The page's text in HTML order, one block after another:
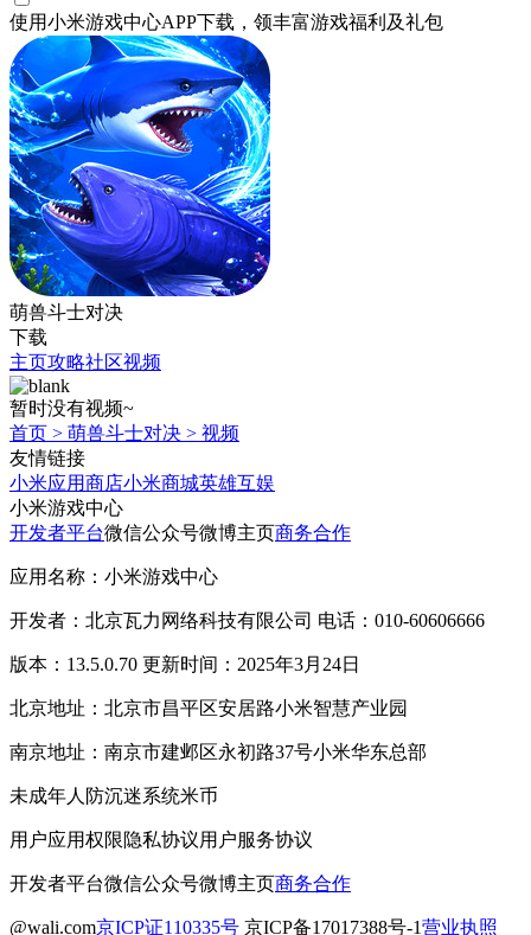
使用小米游戏中心APP下载 ，领丰富游戏福利 及礼包
萌兽斗士对决
下载
主页攻略社区视频
暂时没有视频~
首页 > 萌兽斗士对决 > 视频
友情链接
小米应用商店小米商城英雄互娱
小米游戏中心
开发者平台微信公众号微博主页商务合作
应用名称：小米游戏中心
开发者：北京瓦力网络科技有限公司 电话：010-60606666
版本：13.5.0.70 更新时间：2025年3月24日
北京地址：北京市昌平区安居路小米智慧产业园
南京地址：南京市建邺区永初路37号小米华东总部
未成年人防沉迷系统米币
用户应用权限隐私协议用户服务协议
开发者平台微信公众号微博主页商务合作
@wali.com京ICP证110335号 京ICP备17017388号-1营业执照